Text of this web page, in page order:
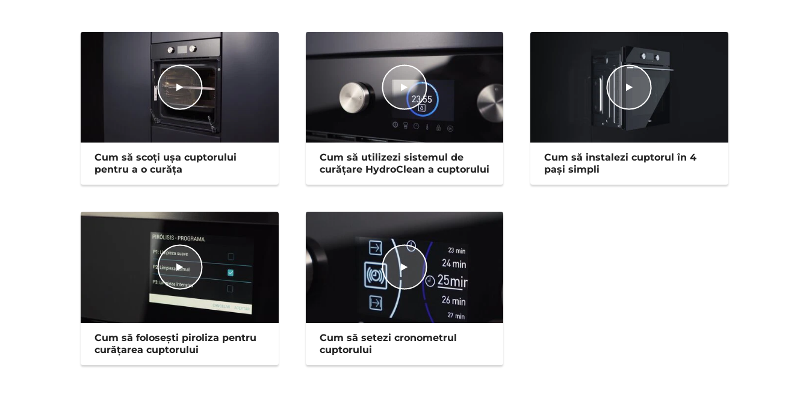
Cum să scoți ușa cuptorului
pentru a o curăța
Cum să utilizezi sistemul de
curățare HydroClean a cuptorului
Cum să instalezi cuptorul în 4
pași simpli
Cum să foloseşti piroliza pentru
curățarea cuptorului
Cum să setezi cronometrul
cuptorului